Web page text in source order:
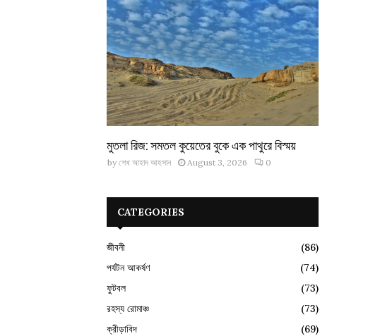
মুতলা রিজ: সমতল কুয়েতের বুকে এক পাথুরে বিস্ময়
by শেখ আহাদ আহসান August 3, 2026 0
CATEGORIES
জীবনী
(86)
পর্যটন আকর্ষণ
(74)
ফুটবল
(73)
রহস্য রোমাঞ্চ
(73)
ক্রীড়াবিদ
(69)